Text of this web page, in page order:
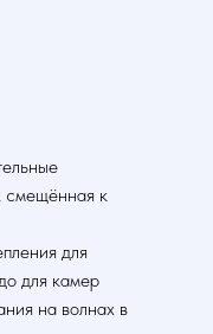
смещённая к
для
для камер
на волнах в